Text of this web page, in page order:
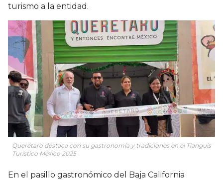
turismo a la entidad.
Querétaro destaca con su gastronomía y tradiciones en el Tianguis
Turístico México 2025
En el pasillo gastronómico del Baja California